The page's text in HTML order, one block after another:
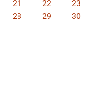
21 22
23
28 29
30